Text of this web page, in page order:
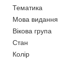
Тематика
Мова видання
Вікова група
Стан
Колір